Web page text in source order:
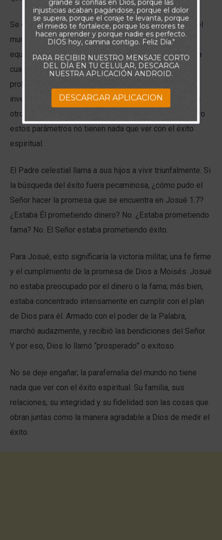
Se debe a la terrible obsesión por el “éxito” que tiene el
mundo. Para la mayoría de las personas, la palabra es
equivalente a “riqueza” o “poder”. Si usted le pregunta a
cualquier persona en la calle si ha tenido éxito, lo más
probable es que comience a hablar de su carrera o
inversión. La mayoría de la gente simplemente no tiene
otro marco de referencia para el concepto de éxito. Pero
estos parámetros no tienen nada que ver con el éxito
espiritual.
El Padre celestial llama a sus hijos a vivir triunfalmente. Si
la búsqueda del éxito fuera pecaminosa, ¿cómo pudo el
Señor hacer la promesa que se encuentra en Josué 1.7?
¿Estaba Él prometiendo dinero? No. ¿Estaba prometiendo
fama? No. El Señor estaba prometiendo éxito.
Para Josué, esto significaría la victoria militar, una fe firme
y el cumplimiento de la promesa de Dios a Moisés. Josué
no estaba preocupado por el dinero o la fama; más bien,
estaba concentrado intensamente en cumplir con el plan
de Dios para él. Armado con el poder de la Palabra,
marchó audazmente, y recibió las bendiciones del Señor.
Y por eso, Dios lo llamó “prosperado” o exitoso.
No se deje engañar; la parafernalia del mundo no tiene
nada que ver con el éxito espiritual. Su familia, sus
relaciones, su integridad y su fidelidad son las cosas que
obran juntas como la manera agradable a Dios de medir el
éxito.
grande si confías en Dios, porque las
injusticias acaban pagándose, porque el dolor
se supera, porque el coraje te levanta, porque
el miedo te fortalece, porque los errores te
hacen aprender y porque nadie es perfecto.
DIOS hoy, camina contigo. Feliz Día."
PARA RECIBIR NUESTRO MENSAJE CORTO
DEL DÍA EN TU CELULAR, DESCARGA
NUESTRA APLICACIÓN ANDROID.
DESCARGAR APLICACION